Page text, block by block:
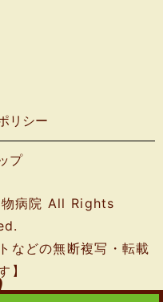
リシー
プ
病院 All Rights
などの無断複写・転載
】